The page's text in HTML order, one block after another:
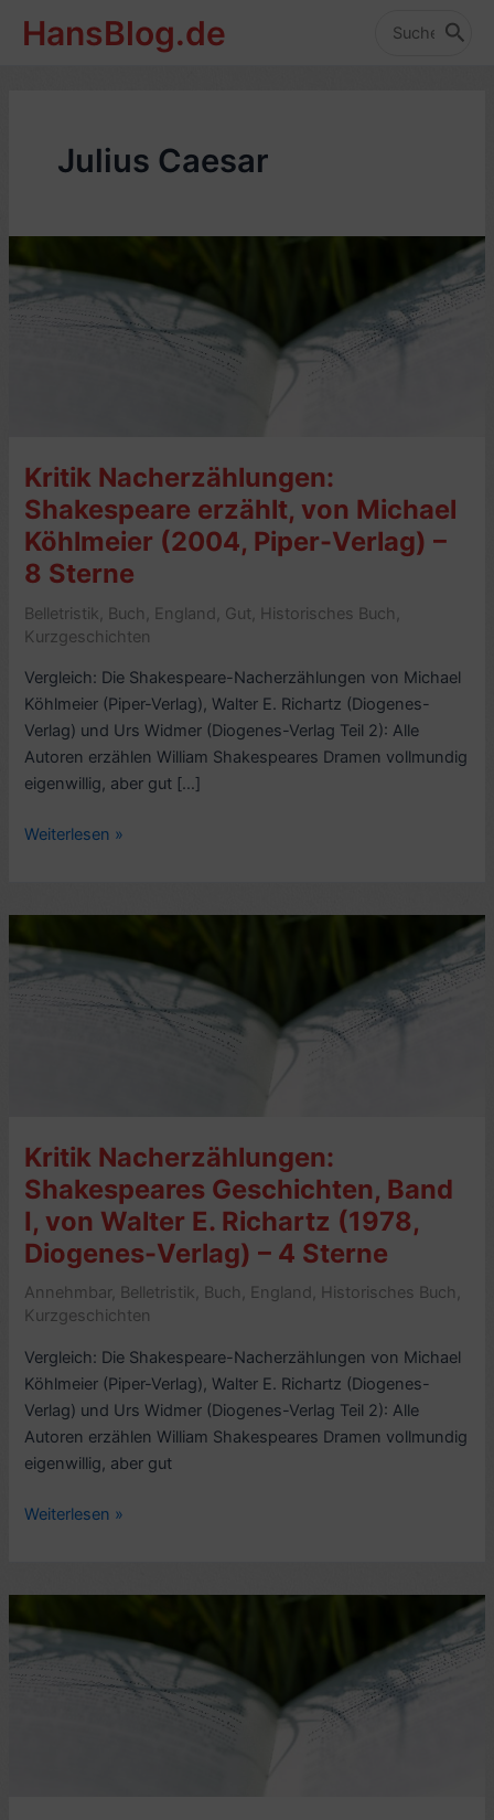
InhaltHansBlog.de
Search
Julius Caesar
Kritik Nacherzählungen:
Shakespeare erzählt, von Michael
Köhlmeier (2004, Piper-Verlag) –
8 Sterne
Belletristik, Buch , England, Gut, Historisches Buch ,
Kurzgeschichten
Vergleich: Die Shakespeare-Nacherzählungen von Michael
Köhlmeier (Piper-Verlag), Walter E. Richartz (Diogenes-
Verlag) und Urs Widmer (Diogenes-Verlag Teil 2): Alle
Autoren erzählen William Shakespeares Dramen vollmundig
eigenwillig, aber gut […]
Kritik
erzählt,
Michael
Köhlmeier
Sterne
Weiterlesen »
Kritik Nacherzählungen:
Shakespeares Geschichten, Band
I, von Walter E. Richartz (1978,
Diogenes-Verlag) – 4 Sterne
Annehmbar, Belletristik, Buch , England , Historisches Buch ,
Kurzgeschichten
Vergleich: Die Shakespeare-Nacherzählungen von Michael
Köhlmeier (Piper-Verlag), Walter E. Richartz (Diogenes-
Verlag) und Urs Widmer (Diogenes-Verlag Teil 2): Alle
Autoren erzählen William Shakespeares Dramen vollmundig
eigenwillig, aber gut
Kritik
Geschichten,
Weiterlesen »